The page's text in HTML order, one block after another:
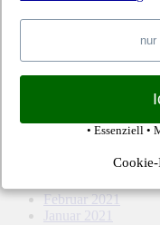
März 2022
August 2021
Februar 2021
Januar 2021
nur
• Essenziell •